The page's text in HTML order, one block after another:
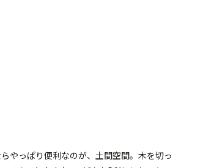
やっぱり便利なのが、土間空間。木を切っ